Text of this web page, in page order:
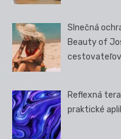
Slnečná
Beauty of
cestovateľov
Reflexná
praktické